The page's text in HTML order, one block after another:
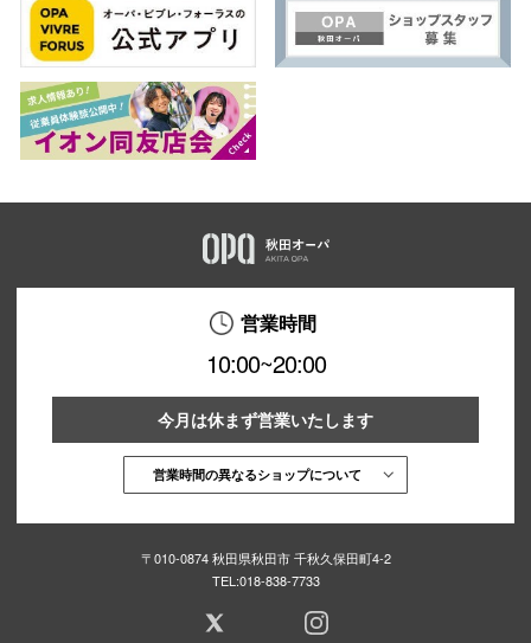
営業時間
10:00~20:00
今月は休まず営業いたします
営業時間の異なるショップについて
〒010-0874 秋田県秋田市 千秋久保田町4-2
TEL:018-838-7733